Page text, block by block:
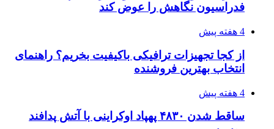
۱۴۰۵/۰۴/۱۶
احتمال بازگشت نرخ حمل دریایی به قبل از جنگ
طی ۲ تا ۳ ماه آینده
۱۴۰۵/۰۴/۱۵
شکست شاگردان قهرمانی مقابل چین تایپه/ تلاش
برای عنوان یازدهمی